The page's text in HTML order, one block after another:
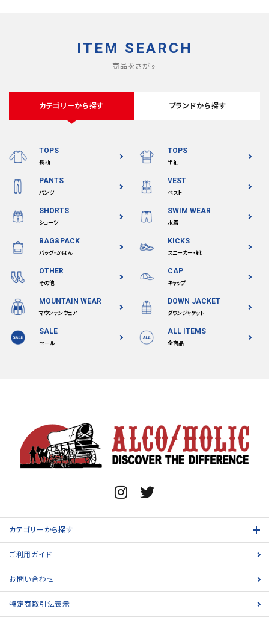
ITEM SEARCH
商品をさがす
カテゴリーから探す ブランドから探す
TOPS
長袖
TOPS
半袖
PANTS
パンツ
VEST
ベスト
SHORTS
ショーツ
SWIM WEAR
水着
BAG&PACK
バッグ・かばん
KICKS
スニーカー・靴
OTHER
その他
CAP
キャップ
MOUNTAIN WEAR
マウンテンウェア
DOWN JACKET
ダウンジャケット
SALE
セール
ALL ITEMS
全商品
カテゴリーから探す
ご利用ガイド
お問い合わせ
特定商取引法表示